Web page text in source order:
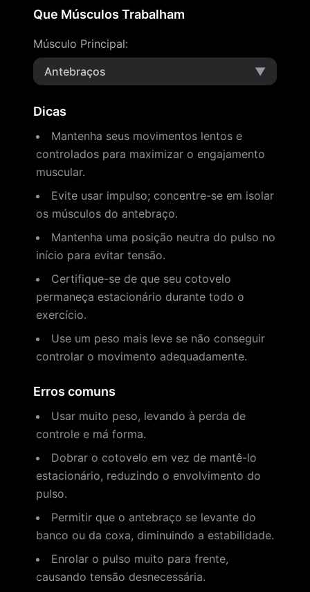
Que Músculos Trabalham
Músculo Principal:
Antebraços
▼
Dicas
Mantenha seus movimentos lentos e
controlados para maximizar o engajamento
muscular.
Evite usar impulso; concentre-se em isolar
os músculos do antebraço.
Mantenha uma posição neutra do pulso no
início para evitar tensão.
Certifique-se de que seu cotovelo
permaneça estacionário durante todo o
exercício.
Use um peso mais leve se não conseguir
controlar o movimento adequadamente.
Erros comuns
Usar muito peso, levando à perda de
controle e má forma.
Dobrar o cotovelo em vez de mantê-lo
estacionário, reduzindo o envolvimento do
pulso.
Permitir que o antebraço se levante do
banco ou da coxa, diminuindo a estabilidade.
Enrolar o pulso muito para frente,
causando tensão desnecessária.